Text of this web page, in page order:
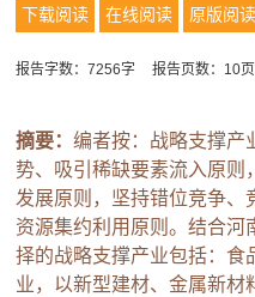
下载阅读 在线阅读 原版阅读
报告字数：7256字 报告页数：10页
摘要：编者按：战略支撑产
势、吸引稀缺要素流入原则
发展原则，坚持错位竞争、
资源集约利用原则。结合河
择的战略支撑产业包括：食
业，以新型建材、金属新材